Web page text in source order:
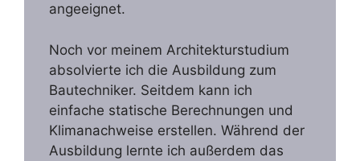
angeeignet.
Noch vor meinem Architekturstudium
absolvierte ich die Ausbildung zum
Bautechniker. Seitdem kann ich
einfache statische Berechnungen und
Klimanachweise erstellen. Während der
Ausbildung lernte ich außerdem das